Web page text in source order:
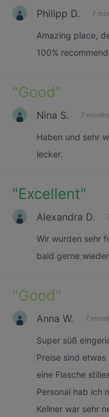
Philipp D. 7
Amazing place,
100%
"Good"
Nina S. 7
Haben und sehr
lecker.
"Excellent"
Alexandra D.
Wir wurden sehr
bald gerne wieder
"Good"
Anna W. 7
Super süß
Preise sind
eine Flasche
Personal hab ich
Kellner war sehr